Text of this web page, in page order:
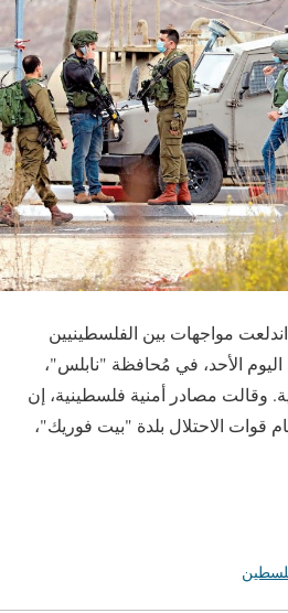
/أ ش أ/ اندلعت مواجهات بين الفلسطينيين
اليوم الأحد، في مُحافظة "نابلس"،
وقالت مصادر أمنية فلسطينية، إن
قوات الاحتلال بلدة "بيت فوريك"،